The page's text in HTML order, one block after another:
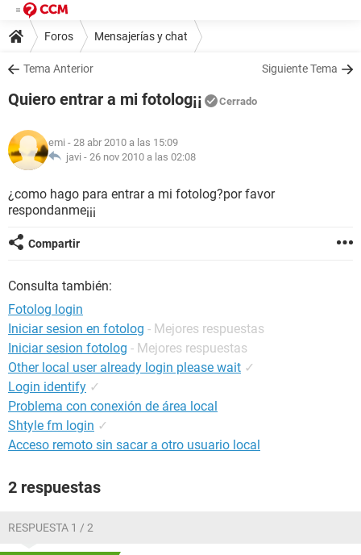
Foros Mensajerías y chat
Tema Anterior Siguiente Tema
Quiero entrar a mi fotolog¡¡ Cerrado
emi - 28 abr 2010 a las 15:09
javi - 26 nov 2010 a las 02:08
¿como hago para entrar a mi fotolog?por favor
respondanme¡¡¡
Compartir
Consulta también:
Fotolog login
Iniciar sesion en fotolog - Mejores respuestas
Iniciar sesion fotolog - Mejores respuestas
Other local user already login please wait ✓
Login identify ✓
Problema con conexión de área local
Shtyle fm login ✓
Acceso remoto sin sacar a otro usuario local
2 respuestas
RESPUESTA 1 / 2